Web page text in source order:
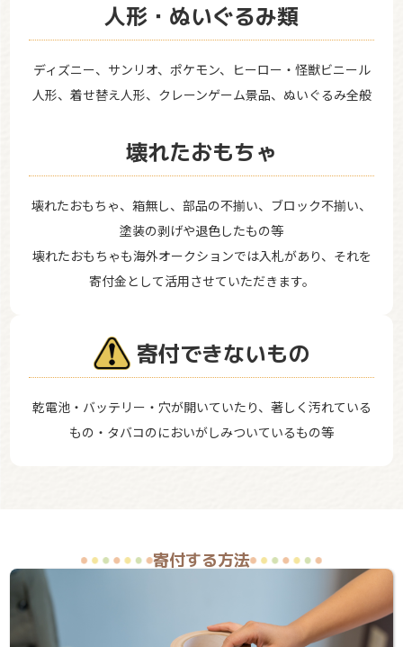
人形・ぬいぐるみ類
ディズニー、サンリオ、ポケモン、ヒーロー・怪獣ビニール
人形、着せ替え人形、クレーンゲーム景品、ぬいぐるみ全般
壊れたおもちゃ
壊れたおもちゃ、箱無し、部品の不揃い、ブロック不揃い、
塗装の剥げや退色したもの等
壊れたおもちゃも海外オークションでは入札があり、それを
寄付金として活用させていただきます。
寄付できないもの
乾電池・バッテリー・穴が開いていたり、著しく汚れている
もの・タバコのにおいがしみついているもの等
寄付する方法